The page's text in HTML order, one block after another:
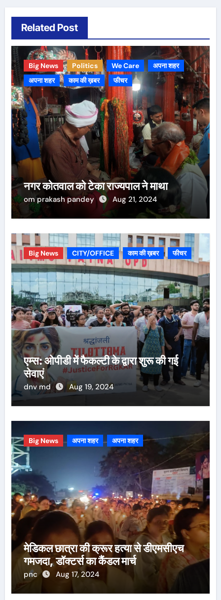
Related Post
Big News Politics We Care
अपना शहर
अपना शहर
काम की ख़बर फीचर
नगर कोतवाल को टेका राज्यपाल ने माथा
om prakash pandey Aug 21, 2024
Big News CITY/OFFICE काम की ख़बर फीचर
एम्स: ओपीडी में फैकल्टी के द्वारा शुरू की गई
सेवाएं
dnv md Aug 19, 2024
Big News अपना शहर अपना शहर
मेडिकल छात्रा की क्रूर हत्या से डीएमसीएच
गमजदा, डॉक्टर्स का कैंडल मार्च
pnc Aug 17, 2024